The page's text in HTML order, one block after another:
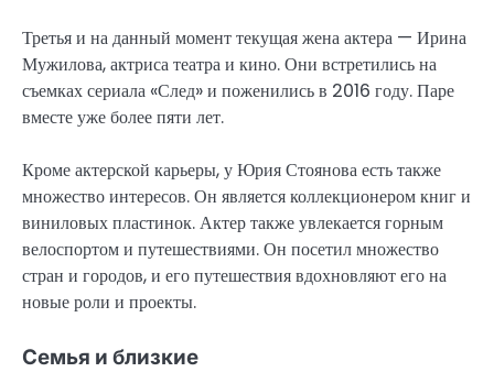
Третья и на данный момент текущая жена актера — Ирина
Мужилова, актриса театра и кино. Они встретились на
съемках сериала «След» и поженились в 2016 году. Паре
вместе уже более пяти лет.
Кроме актерской карьеры, у Юрия Стоянова есть также
множество интересов. Он является коллекционером книг и
виниловых пластинок. Актер также увлекается горным
велоспортом и путешествиями. Он посетил множество
стран и городов, и его путешествия вдохновляют его на
новые роли и проекты.
Семья и близкие